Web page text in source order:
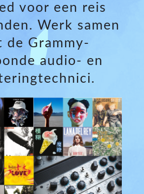
voor een reis
Werk samen
de Grammy-
audio- en